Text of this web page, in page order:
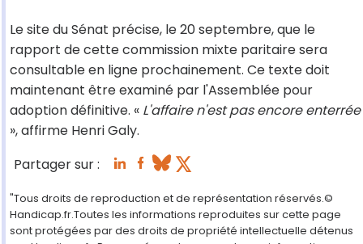
Le site du Sénat précise, le 20 septembre, que le
rapport de cette commission mixte paritaire sera
consultable en ligne prochainement. Ce texte doit
maintenant être examiné par l'Assemblée pour
adoption définitive. « L'affaire n'est pas encore enterrée
», affirme Henri Galy.
Partager sur :
"Tous droits de reproduction et de représentation réservés.©
Handicap.fr.Toutes les informations reproduites sur cette page
sont protégées par des droits de propriété intellectuelle détenus